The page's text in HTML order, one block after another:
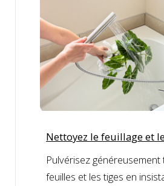
Nettoyez le feuillage et
Pulvérisez
feuilles et les tiges en